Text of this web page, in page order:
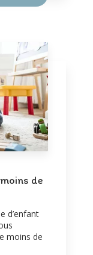
de
d’enfant
moins de